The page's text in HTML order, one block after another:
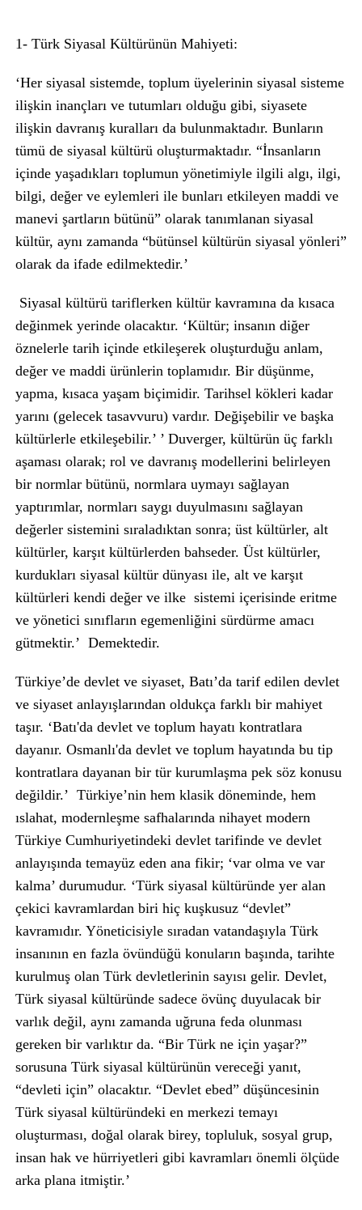
1- Türk Siyasal Kültürünün Mahiyeti:
‘Her siyasal sistemde, toplum üyelerinin siyasal sisteme
ilişkin inançları ve tutumları olduğu gibi, siyasete
ilişkin davranış kuralları da bulunmaktadır. Bunların
tümü de siyasal kültürü oluşturmaktadır. “İnsanların
içinde yaşadıkları toplumun yönetimiyle ilgili algı, ilgi,
bilgi, değer ve eylemleri ile bunları etkileyen maddi ve
manevi şartların bütünü” olarak tanımlanan siyasal
kültür, aynı zamanda “bütünsel kültürün siyasal yönleri”
olarak da ifade edilmektedir.’
Siyasal kültürü tariflerken kültür kavramına da kısaca
değinmek yerinde olacaktır. ‘Kültür; insanın diğer
öznelerle tarih içinde etkileşerek oluşturduğu anlam,
değer ve maddi ürünlerin toplamıdır. Bir düşünme,
yapma, kısaca yaşam biçimidir. Tarihsel kökleri kadar
yarını (gelecek tasavvuru) vardır. Değişebilir ve başka
kültürlerle etkileşebilir.’ ’ Duverger, kültürün üç farklı
aşaması olarak; rol ve davranış modellerini belirleyen
bir normlar bütünü, normlara uymayı sağlayan
yaptırımlar, normları saygı duyulmasını sağlayan
değerler sistemini sıraladıktan sonra; üst kültürler, alt
kültürler, karşıt kültürlerden bahseder. Üst kültürler,
kurdukları siyasal kültür dünyası ile, alt ve karşıt
kültürleri kendi değer ve ilke sistemi içerisinde eritme
ve yönetici sınıfların egemenliğini sürdürme amacı
gütmektir.’ Demektedir.
Türkiye’de devlet ve siyaset, Batı’da tarif edilen devlet
ve siyaset anlayışlarından oldukça farklı bir mahiyet
taşır. ‘Batı'da devlet ve toplum hayatı kontratlara
dayanır. Osmanlı'da devlet ve toplum hayatında bu tip
kontratlara dayanan bir tür kurumlaşma pek söz konusu
değildir.’ Türkiye’nin hem klasik döneminde, hem
ıslahat, modernleşme safhalarında nihayet modern
Türkiye Cumhuriyetindeki devlet tarifinde ve devlet
anlayışında temayüz eden ana fikir; ‘var olma ve var
kalma’ durumudur. ‘Türk siyasal kültüründe yer alan
çekici kavramlardan biri hiç kuşkusuz “devlet”
kavramıdır. Yöneticisiyle sıradan vatandaşıyla Türk
insanının en fazla övündüğü konuların başında, tarihte
kurulmuş olan Türk devletlerinin sayısı gelir. Devlet,
Türk siyasal kültüründe sadece övünç duyulacak bir
varlık değil, aynı zamanda uğruna feda olunması
gereken bir varlıktır da. “Bir Türk ne için yaşar?”
sorusuna Türk siyasal kültürünün vereceği yanıt,
“devleti için” olacaktır. “Devlet ebed” düşüncesinin
Türk siyasal kültüründeki en merkezi temayı
oluşturması, doğal olarak birey, topluluk, sosyal grup,
insan hak ve hürriyetleri gibi kavramları önemli ölçüde
arka plana itmiştir.’